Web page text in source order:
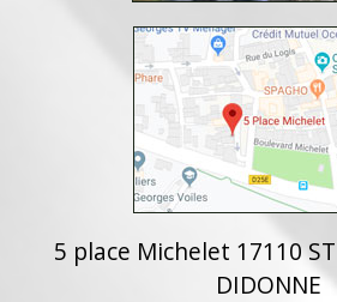
5 place Michelet 17110 ST
DIDONNE